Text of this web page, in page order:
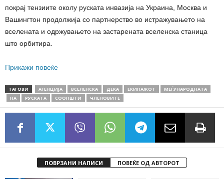
покрај тензиите околу руската инвазија на Украина, Москва и
Вашингтон продолжија со партнерство во истражувањето на
вселената и одржувањето на застарената вселенска станица
што орбитира.
Прикажи повеќе
ТАГОВИ АГЕНЦИЈА ВСЕЛЕНСКА ДЕКА ЕКИПАЖОТ
МЕЃУНАРОДНАТА
НА
РУСКАТА СООПШТИ ЧЛЕНОВИТЕ
ПОВРЗАНИ НАПИСИ ПОВЕЌЕ ОД АВТОРОТ